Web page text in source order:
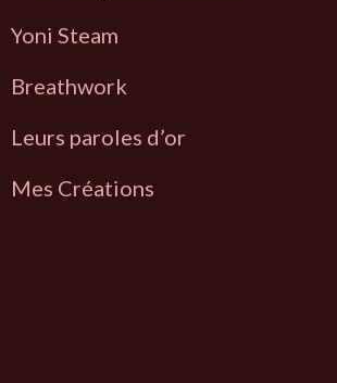
Yoni Steam
Breathwork
L eurs paroles d’or
Mes Créations